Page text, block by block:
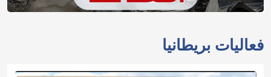
فعاليات بريطانيا